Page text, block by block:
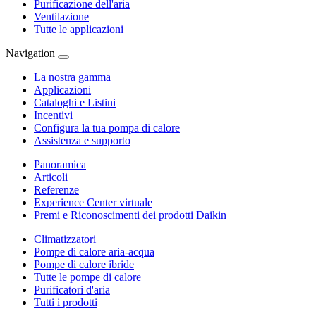
Purificazione dell'aria
Ventilazione
Tutte le applicazioni
Navigation
La nostra gamma
Applicazioni
Cataloghi e Listini
Incentivi
Configura la tua pompa di calore
Assistenza e supporto
Panoramica
Articoli
Referenze
Experience Center virtuale
Premi e Riconoscimenti dei prodotti Daikin
Climatizzatori
Pompe di calore aria-acqua
Pompe di calore ibride
Tutte le pompe di calore
Purificatori d'aria
Tutti i prodotti